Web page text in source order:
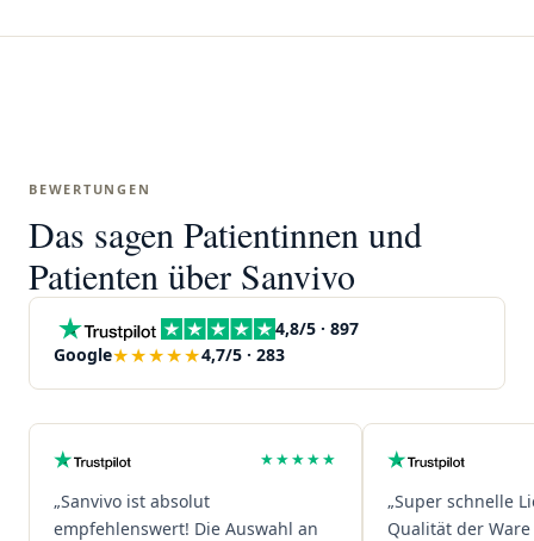
BEWERTUNGEN
Das sagen Patientinnen und
Patienten über Sanvivo
4,8/5 · 897
Google★★★★★4,7/5 · 283
★★★★★
„Sanvivo ist absolut
empfehlenswert! Die Auswahl an
„Super schnelle
Qualität der